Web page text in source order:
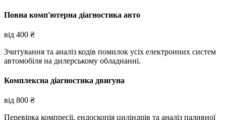
Повна комп'ютерна діагностика авто
від 400 ₴
Зчитування та аналіз кодів помилок усіх електронних систем
автомобіля на дилерському обладнанні.
Комплексна діагностика двигуна
від 800 ₴
Перевірка компресії, ендоскопія циліндрів та аналіз паливної